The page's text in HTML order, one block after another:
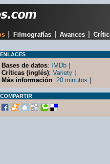
Filmografías Avances
ENLACES
Bases de datos: IMDb
Críticas (inglés): Variety
Más información: 20 minutos
COMPARTIR